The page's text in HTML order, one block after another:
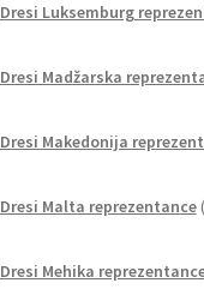
Dresi Luksemburg
Dresi Madžarska
Dresi Makedonija
Dresi Malta reprezentance
Dresi Mehika